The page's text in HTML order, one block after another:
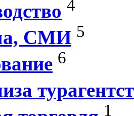
4
СМИ 5
6
1